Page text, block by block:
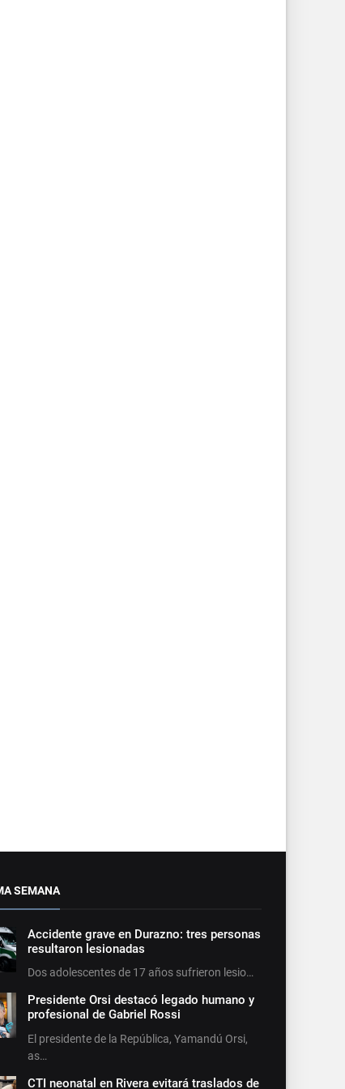
SEMANA
Accidente grave en Durazno: tres personas
resultaron lesionadas
Dos adolescentes de 17 años sufrieron lesio…
Presidente Orsi destacó legado humano y
profesional de Gabriel Rossi
El presidente de la República, Yamandú Orsi,
as…
CTI neonatal en Rivera evitará traslados de